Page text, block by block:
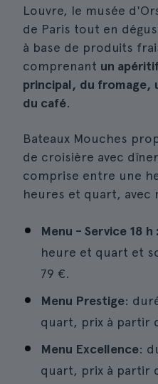
Louvre, le musée
de Paris tout en
à base de produits
comprenant un
principal, du fromage,
du café.
Bateaux Mouches
de croisière avec
comprise entre une
heures et quart, avec
Menu - Service 18 h :
heure et quart et
79 €.
Menu Prestige:
quart, prix à partir
Menu Excellence:
quart, prix à partir